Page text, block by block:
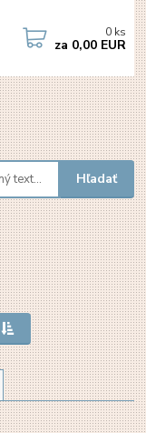
Hľadať
0 ks
za 0,00 EUR